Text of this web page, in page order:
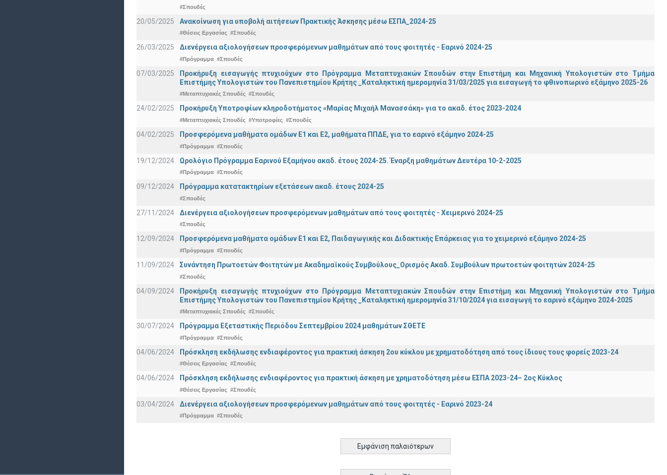
#Σπουδές
20/05/2025 Ανακοίνωση για υποβολή αιτήσεων Πρακτικής Άσκησης μέσω ΕΣΠΑ_2024-25
#Θέσεις Εργασίας #Σπουδές
26/03/2025 Διενέργεια αξιολογήσεων προσφερόμενων μαθημάτων από τους φοιτητές - Εαρινό 2024-25
#Πρόγραμμα #Σπουδές
07/03/2025
Προκήρυξη εισαγωγής πτυχιούχων στo Πρόγραμμα Μεταπτυχιακών Σπουδών στην Επιστήμη και Μηχανική Υπολογιστών στο Τμήμα
Eπιστήμης Υπολογιστών του Πανεπιστημίου Κρήτης _Καταληκτική ημερομηνία 31/03/2025 για εισαγωγή το φθινοπωρινό εξάμηνο 2025-26
#Μεταπτυχιακές Σπουδές #Σπουδές
24/02/2025 Προκήρυξη Υποτροφίων κληροδοτήματος «Μαρίας Μιχαήλ Μανασσάκη» για το ακαδ. έτος 2023-2024
#Μεταπτυχιακές Σπουδές #Υποτροφίες #Σπουδές
04/02/2025 Προσφερόμενα μαθήματα ομάδων Ε1 και Ε2, μαθήματα ΠΠΔΕ, για το εαρινό εξάμηνο 2024-25
#Πρόγραμμα #Σπουδές
19/12/2024 Ωρολόγιο Πρόγραμμα Εαρινού Εξαμήνου ακαδ. έτους 2024-25. Έναρξη μαθημάτων Δευτέρα 10-2-2025
#Πρόγραμμα #Σπουδές
09/12/2024 Πρόγραμμα κατατακτηρίων εξετάσεων ακαδ. έτους 2024-25
#Σπουδές
27/11/2024 Διενέργεια αξιολογήσεων προσφερόμενων μαθημάτων από τους φοιτητές - Χειμερινό 2024-25
#Σπουδές
12/09/2024 Προσφερόμενα μαθήματα ομάδων Ε1 και Ε2, Παιδαγωγικής και Διδακτικής Επάρκειας για το χειμερινό εξάμηνο 2024-25
#Πρόγραμμα #Σπουδές
11/09/2024 Συνάντηση Πρωτοετών Φοιτητών με Ακαδημαϊκούς Συμβούλους_Ορισμός Ακαδ. Συμβούλων πρωτοετών φοιτητών 2024-25
#Σπουδές
04/09/2024
Προκήρυξη εισαγωγής πτυχιούχων στo Πρόγραμμα Μεταπτυχιακών Σπουδών στην Επιστήμη και Μηχανική Υπολογιστών στο Τμήμα
Eπιστήμης Υπολογιστών του Πανεπιστημίου Κρήτης _Καταληκτική ημερομηνία 31/10/2024 για εισαγωγή το εαρινό εξάμηνο 2024-2025
#Μεταπτυχιακές Σπουδές #Σπουδές
30/07/2024 Πρόγραμμα Εξεταστικής Περιόδου Σεπτεμβρίου 2024 μαθημάτων ΣΘΕΤΕ
#Πρόγραμμα #Σπουδές
04/06/2024 Πρόσκληση εκδήλωσης ενδιαφέροντος για πρακτική άσκηση 2ου κύκλου με χρηματοδότηση από τους ίδιους τους φορείς 2023-24
#Θέσεις Εργασίας #Σπουδές
04/06/2024 Πρόσκληση εκδήλωσης ενδιαφέροντος για πρακτική άσκηση με χρηματοδότηση μέσω ΕΣΠΑ 2023-24– 2ος Κύκλος
#Θέσεις Εργασίας #Σπουδές
03/04/2024 Διενέργεια αξιολογήσεων προσφερόμενων μαθημάτων από τους φοιτητές - Εαρινό 2023-24
#Πρόγραμμα #Σπουδές
Εμφάνιση παλαιότερων